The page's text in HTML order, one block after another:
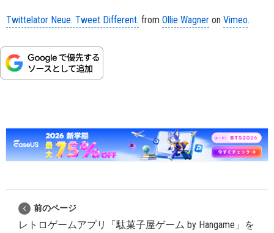
Twittelator Neue. Tweet Different. from Ollie Wagner on Vimeo.
前のページ
レトロゲームアプリ「駄菓子屋ゲーム by Hangame」を